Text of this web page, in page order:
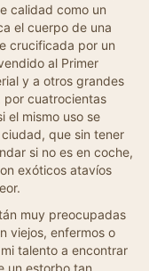
calidad como un
el cuerpo de una
crucificada por un
al Primer
y a otros grandes
por cuatrocientas
el mismo uso se
que sin tener
si no es en coche,
exóticos atavíos
muy preocupadas
viejos, enfermos o
talento a encontrar
un estorbo tan